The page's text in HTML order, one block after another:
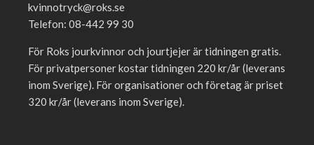
kvinnotryck@roks.se
Telefon: 08-442 99 30
För Roks jourkvinnor och jourtjejer är tidningen gratis.
För privatpersoner kostar tidningen 220 kr/år (leverans
inom Sverige). För organisationer och företag är priset
320 kr/år (leverans inom Sverige).